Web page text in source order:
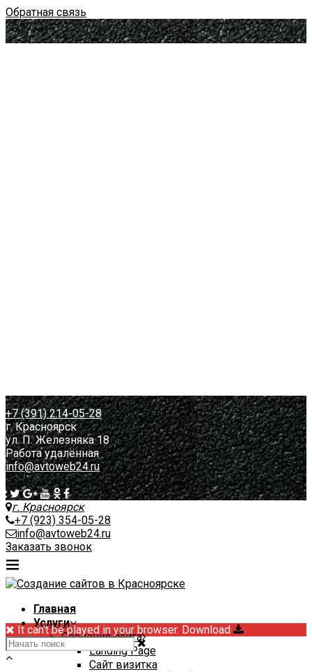
Обратная связь
+7 (391) 214-05-28
г. Красноярск
ул. П. Железняка 18
Работа удалённая
info@avtoweb24.ru
г. Красноярск
+7 (923) 354-05-28
info@avtoweb24.ru
Заказать звонок
Главная
Услуги
Создание сайта
Landing Page
Сайт визитка
It can't be played in your browser. Download